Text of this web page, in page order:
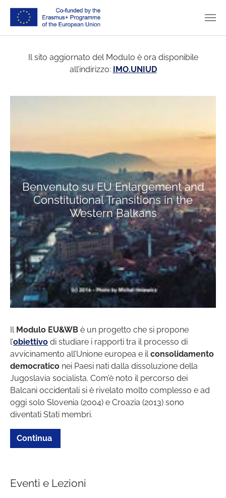
Skip to main content
Il sito aggiornato del Modulo è ora disponibile
all’indirizzo: IMO.UNIUD
Benvenuto su EU Enlargement and
Constitutional Transitions in the
Western Balkans
Il Modulo EU&WB è un progetto che si propone
l’obiettivo di studiare i rapporti tra il processo di
avvicinamento all’Unione europea e ilconsolidamento
democratico nei Paesi nati dalla dissoluzione della
Jugoslavia socialista. Com’è noto il percorso dei
Balcani occidentali si è rivelato molto complesso e ad
oggi solo Slovenia (2004) e Croazia (2013) sono
diventati Stati membri.
Continua
Eventi e Lezioni